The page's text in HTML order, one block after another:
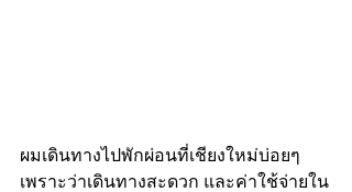
ผมเดินทางไปพักผ่อนที่เชียงใหม่บ่อยๆ
เพราะว่าเดินทางสะดวก และค่าใช้จ่ายใน